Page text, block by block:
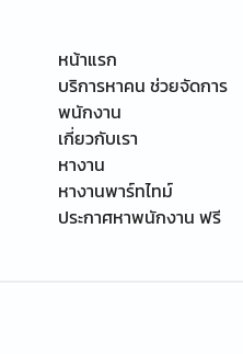
หน้าแรก
บริการหาคน ช่วยจัดการ
พนักงาน
เกี่ยวกับเรา
หางาน
หางานพาร์ทไทม์
ประกาศหาพนักงาน ฟรี